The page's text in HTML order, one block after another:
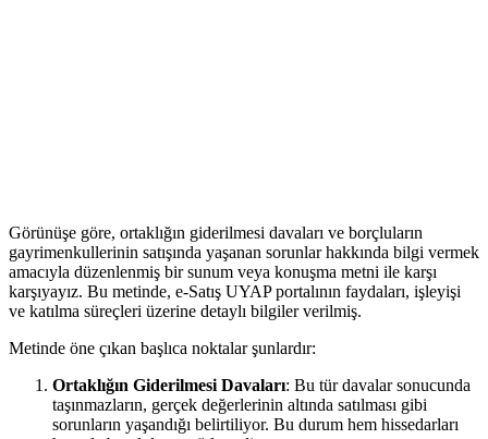
Görünüşe göre, ‍ortaklığın⁣ giderilmesi davaları ve borçluların​
gayrimenkullerinin satışında yaşanan sorunlar hakkında bilgi vermek
amacıyla düzenlenmiş bir sunum veya konuşma metni ile karşı
karşıyayız.⁤ Bu metinde, e-Satış UYAP portalının faydaları, işleyişi
ve ​katılma süreçleri ‍üzerine detaylı bilgiler verilmiş.
Metinde öne çıkan başlıca‌ noktalar şunlardır:
Ortaklığın Giderilmesi ⁣Davaları: Bu tür davalar sonucunda
taşınmazların, gerçek değerlerinin ⁣altında satılması gibi
sorunların ⁤yaşandığı belirtiliyor. Bu durum hem hissedarları